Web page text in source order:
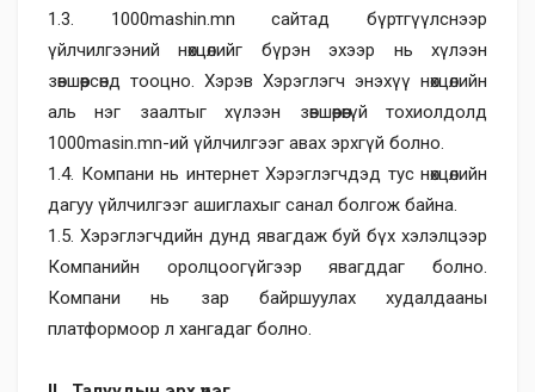
1.3. 1000mashin.mn сайтад бүртгүүлснээр
үйлчилгээний нөхцөлийг бүрэн эхээр нь хүлээн
зөвшөөрсөнд тооцно. Хэрэв Хэрэглэгч энэхүү нөхцөлийн
аль нэг заалтыг хүлээн зөвшөөрөөгүй тохиолдолд
1000masin.mn-ий үйлчилгээг авах эрхгүй болно.
1.4. Компани нь интернет Хэрэглэгчдэд тус нөхцөлийн
дагуу үйлчилгээг ашиглахыг санал болгож байна.
1.5. Хэрэглэгчдийн дунд явагдаж буй бүх хэлэлцээр
Компанийн оролцоогүйгээр явагддаг болно.
Компани нь зар байршуулах худалдааны
платформоор л хангадаг болно.